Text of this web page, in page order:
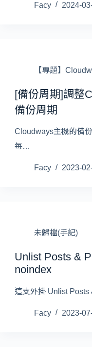
Facy 2024-
【專題】
[備份周期]調整
備份周期
Cloudways主機的備
每…
Facy 2023-
未歸檔(手記)
Unlist Posts &
noindex
這支外掛 Unlist
Facy 2023-